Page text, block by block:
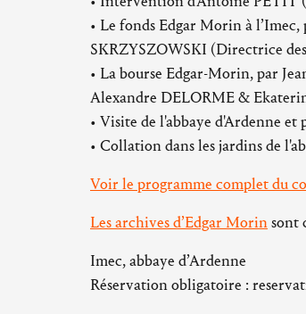
• Le fonds Edgar Morin à
SKRZYSZOWSKI (Directrice
• La bourse Edgar-Morin, par
Alexandre DELORME &
• Visite de l'abbaye d'Ardenne
• Collation dans les jardins de
Voir le programme complet du
Les archives d’Edgar Morinsont
Imec, abbaye d’Ardenne
Réservation obligatoire :